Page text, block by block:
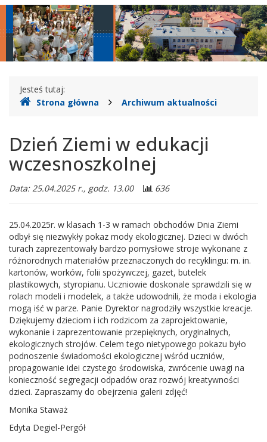
Legionowie
Gdzie
jesteśmy
Jesteś tutaj:
Strona główna
Archiwum aktualności
Dzień Ziemi w edukacji
wczesnoszkolnej
Data: 25.04.2025 r., godz. 13.00 636
25.04.2025r. w klasach 1-3 w ramach obchodów Dnia Ziemi
odbył się niezwykły pokaz mody ekologicznej. Dzieci w dwóch
turach zaprezentowały bardzo pomysłowe stroje wykonane z
różnorodnych materiałów przeznaczonych do recyklingu: m. in.
kartonów, worków, folii spożywczej, gazet, butelek
plastikowych, styropianu. Uczniowie doskonale sprawdzili się w
rolach modeli i modelek, a także udowodnili, że moda i ekologia
mogą iść w parze. Panie Dyrektor nagrodziły wszystkie kreacje.
Dziękujemy dzieciom i ich rodzicom za zaprojektowanie,
wykonanie i zaprezentowanie przepięknych, oryginalnych,
ekologicznych strojów. Celem tego nietypowego pokazu było
podnoszenie świadomości ekologicznej wśród uczniów,
propagowanie idei czystego środowiska, zwrócenie uwagi na
konieczność segregacji odpadów oraz rozwój kreatywności
dzieci. Zapraszamy do obejrzenia galerii zdjęć!
Monika Staważ
Edyta Degiel-Pergół